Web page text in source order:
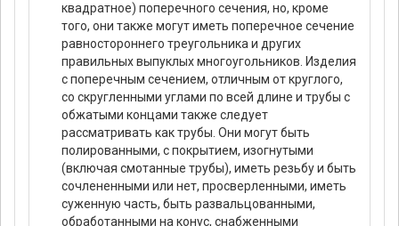
квадратное) поперечного сечения, но, кроме
того, они также могут иметь поперечное сечение
равностороннего треугольника и других
правильных выпуклых многоугольников. Изделия
с поперечным сечением, отличным от круглого,
со скругленными углами по всей длине и трубы с
обжатыми концами также следует
рассматривать как трубы. Они могут быть
полированными, с покрытием, изогнутыми
(включая смотанные трубы), иметь резьбу и быть
сочлененными или нет, просверленными, иметь
суженную часть, быть развальцованными,
обработанными на конус, снабженными